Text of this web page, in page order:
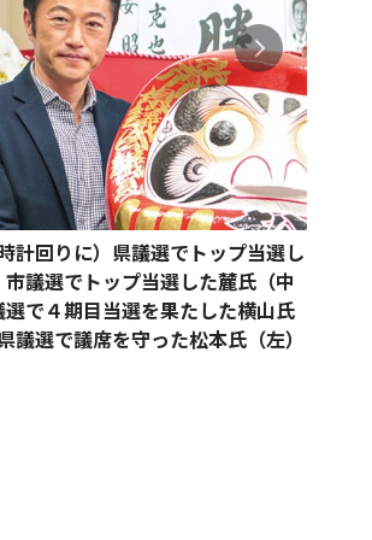
計回りに）県議選でトップ当選し
市議選でトップ当選した麓氏（中
選で４期目当選を果たした横山氏
議選で議席を守った松本氏（左）